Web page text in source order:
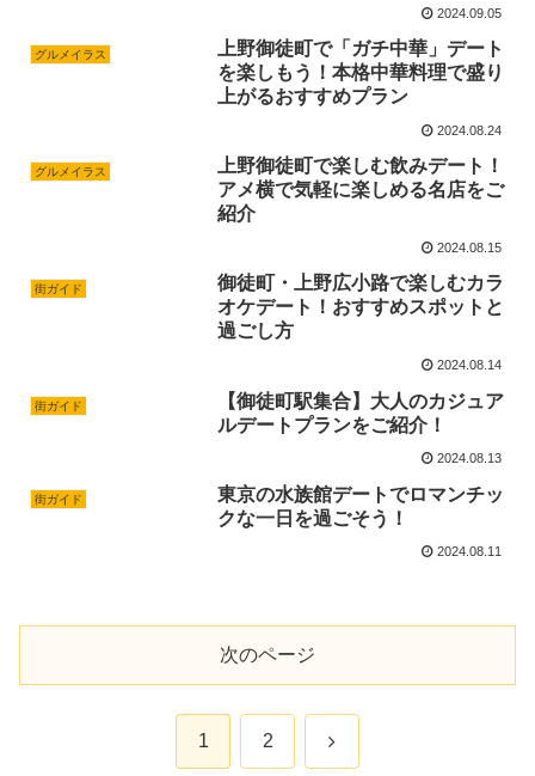
2024.09.05
グルメイラス
上野御徒町で「ガチ中華」デート
を楽しもう！本格中華料理で盛り
上がるおすすめプラン
2024.08.24
グルメイラス
上野御徒町で楽しむ飲みデート！
アメ横で気軽に楽しめる名店をご
紹介
2024.08.15
街ガイド
御徒町・上野広小路で楽しむカラ
オケデート！おすすめスポットと
過ごし方
2024.08.14
街ガイド
【御徒町駅集合】大人のカジュア
ルデートプランをご紹介！
2024.08.13
街ガイド
東京の水族館デートでロマンチッ
クな一日を過ごそう！
2024.08.11
次のページ
1 2 次